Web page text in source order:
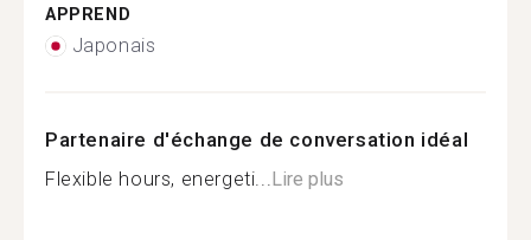
APPREND
Japonais
Partenaire d'échange de conversation idéal
Flexible hours, energeti...Lire plus